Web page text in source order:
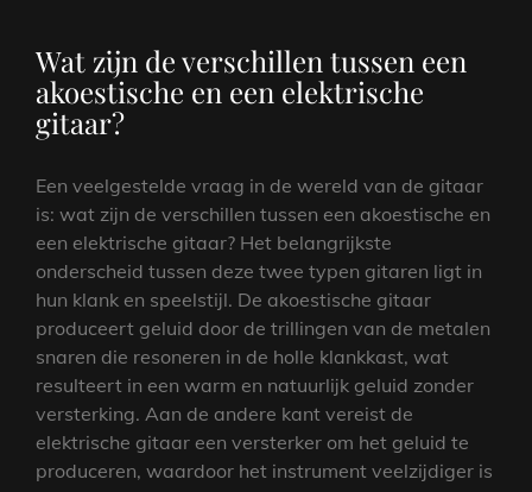
Wat zijn de verschillen tussen een
akoestische en een elektrische
gitaar?
Een veelgestelde vraag in de wereld van de gitaar
is: wat zijn de verschillen tussen een akoestische en
een elektrische gitaar? Het belangrijkste
onderscheid tussen deze twee typen gitaren ligt in
hun klank en speelstijl. De akoestische gitaar
produceert geluid door de trillingen van de metalen
snaren die resoneren in de holle klankkast, wat
resulteert in een warm en natuurlijk geluid zonder
versterking. Aan de andere kant vereist de
elektrische gitaar een versterker om het geluid te
produceren, waardoor het instrument veelzijdiger is